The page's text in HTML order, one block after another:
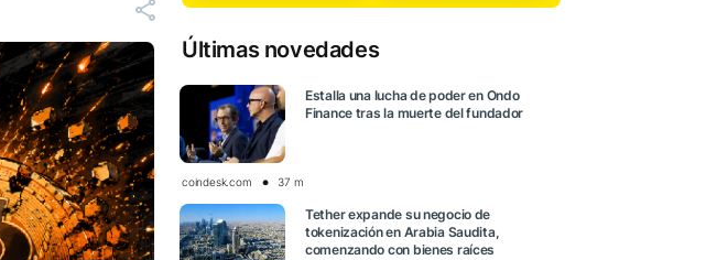
Últimas novedades
Estalla una lucha de poder en Ondo
Finance tras la muerte del fundador
coindesk.com 37 m
Tether expande su negocio de
tokenización en Arabia Saudita,
comenzando con bienes raíces